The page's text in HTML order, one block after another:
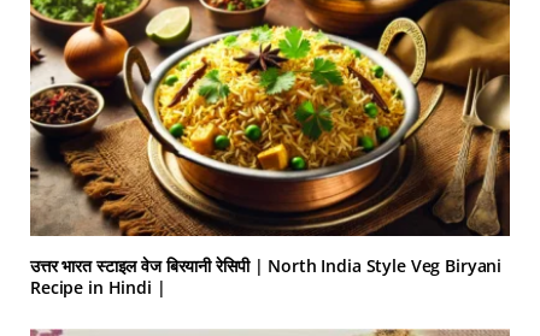
उत्तर भारत स्टाइल वेज बिरयानी रेसिपी | North India Style Veg Biryani
Recipe in Hindi |